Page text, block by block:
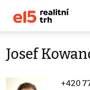
Josef
+420